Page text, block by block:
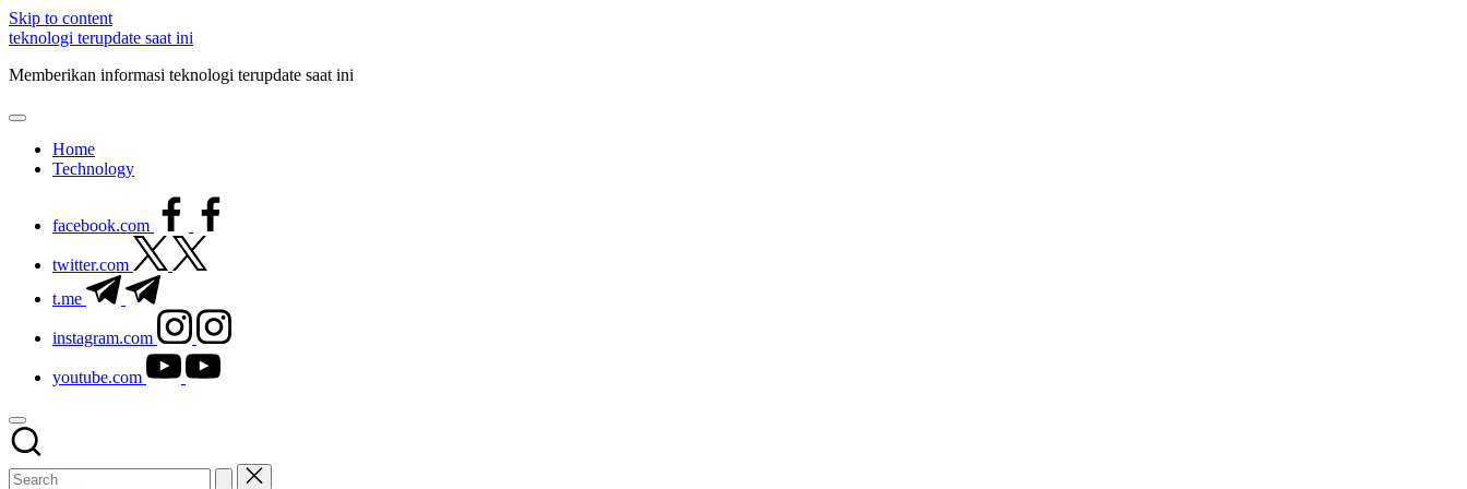
Skip to content
teknologi terupdate saat ini
Memberikan informasi teknologi terupdate saat ini
Home
Technology
facebook.com
twitter.com
t.me
instagram.com
youtube.com